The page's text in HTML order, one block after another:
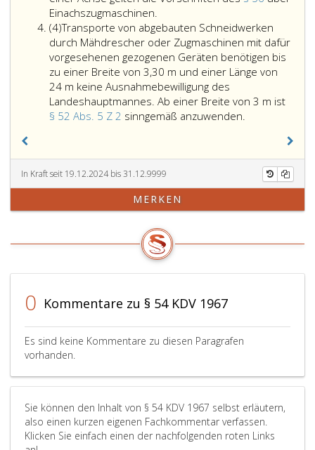
Paragraph
57,
Absatz
6,
sinngemäß.
Satz,
5,
5a
und
6
sinngemäß
anzuwenden,
wobei
landwirtschaftlichen
selbstfahrenden
Arbeitsmaschinen
und
Anhänger-
Arbeitsmaschinen
unter
Anwendung
Regelung
Paragraph
5,
2,
auch
eine
Punkte
der
Scheinwerfer
von
vordersten
Punkten
Fahrzeuges
50
überschreiten,
Paragraph
Absatz
Litera
Winkelangaben
sind.
Einachszugmaschinen.
selbstfahrende
Arbeitsmaschinen
mit
nur
einer
Achse
gelten
des
Paragraph
56,
über
(4)Absatz
4
Transporte von abgebauten Schneidwerken
durch Mähdrescher oder Zugmaschinen mit dafür
vorgesehenen gezogenen Geräten benötigen bis
zu einer Breite von 3,30 m und einer Länge von
24 m keine Ausnahmebewilligung des
Landeshauptmannes. Ab einer Breite von 3 m ist
§ 52 Abs. 5 Z 2 sinngemäß anzuwenden.
abgebauten
durch
Mähdrescher
dafür
gezogenen
von
und
einer
Länge
In Kraft seit 19.12.2024 bis 31.12.9999
MERKEN
0 Kommentare zu § 54 KDV 1967
Es sind keine Kommentare zu diesen Paragrafen
vorhanden.
Sie können den Inhalt von § 54 KDV 1967 selbst erläutern,
also einen kurzen eigenen Fachkommentar verfassen.
Klicken Sie einfach einen der nachfolgenden roten Links